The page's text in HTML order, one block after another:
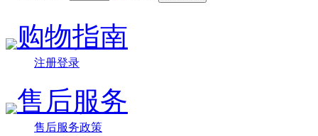
购物指南
注册登录
售后服务
售后服务政策